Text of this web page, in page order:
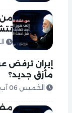
من
إيران ترفض
مأزق جديد؟
الخميس 06 آب 2026